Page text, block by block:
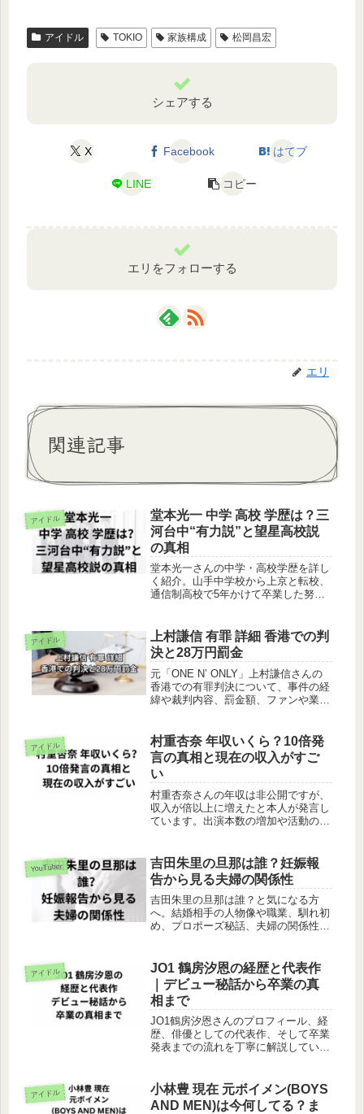
アイドル TOKIO 家族構成 松岡昌宏
シェアする
X Facebook はてブ
LINE コピー
エリをフォローする
エリ
関連記事
アイドル
堂本光一 中学 高校 学歴は？三
河台中“有力説”と望星高校説
の真相
堂本光一さんの中学・高校学歴を詳し
く紹介。山手中学校から上京と転校、
通信制高校で5年かけて卒業した努
アイドル
上村謙信 有罪 詳細 香港での判
決と28万円罰金
元「ONE N’ ONLY」上村謙信さんの
香港での有罪判決について、事件の経
緯や裁判内容、罰金額、ファンや業界
アイドル
村重杏奈 年収いくら？10倍発
言の真相と現在の収入がすご
い
村重杏奈さんの年収は非公開ですが、
収入が倍以上に増えたと本人が発言し
ています。出演本数の増加や活動の広
やすく解説します。
YouTuber
吉田朱里の旦那は誰？妊娠報
告から見る夫婦の関係性
吉田朱里の旦那は誰？と気になる方
へ。結婚相手の人物像や職業、馴れ初
め、プロポーズ秘話、夫婦の関係性ま
アイドル
JO1 鶴房汐恩の経歴と代表作
｜デビュー秘話から卒業の真
相まで
JO1鶴房汐恩さんのプロフィール、経
歴、俳優としての代表作、そして卒業
発表までの流れを丁寧に解説していま
アイドル
小林豊 現在 元ボイメン(BOYS
AND MEN)は今何してる？ま